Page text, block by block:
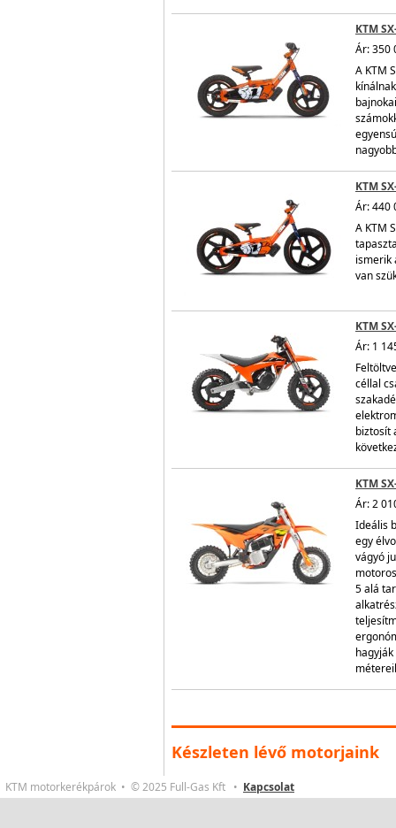
KTM
Ár: 350
A KTM
KTM
Ár: 440
A KTM
ismerik
van
KTM
Ár: 1
céllal
biztosít
KTM
Ár: 2
Ideális
egy
vágyó
5 alá
Készleten lévő motorjaink
KTM motorkerékpárok • © 2025 Full-Gas Kft • Kapcsolat